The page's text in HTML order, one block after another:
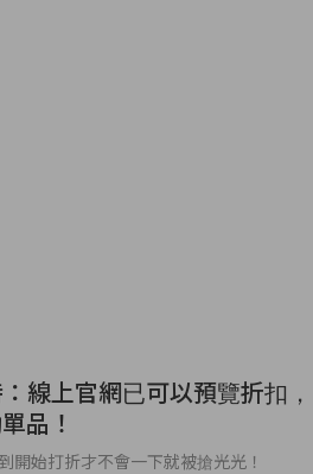
線上官網已可以預覽折扣，
品！
開始打折才不會一下就被搶光光！